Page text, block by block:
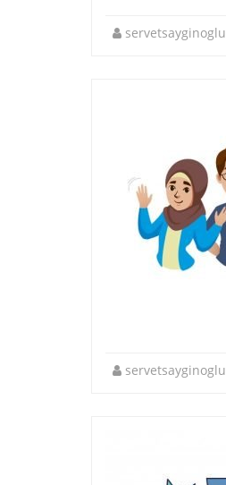
servetsayginoglu
servetsayginoglu